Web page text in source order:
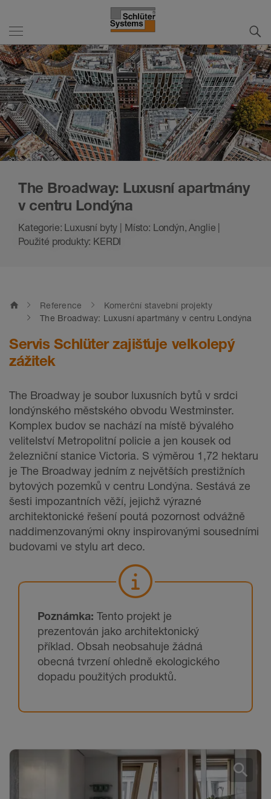
The Broadway: Luxusní apartmány
v centru Londýna
Kategorie: Luxusní byty | Místo: Londýn, Anglie |
Použité produkty: KERDI
home Reference
Komerční stavební projekty
The Broadway: Luxusní apartmány v centru Londýna
Servis Schlüter zajišťuje velkolepý
zážitek
The Broadway je soubor luxusních bytů v srdci
londýnského městského obvodu Westminster.
Komplex budov se nachází na místě bývalého
velitelství Metropolitní policie a jen kousek od
železniční stanice Victoria. S výměrou 1,72 hektaru
je The Broadway jedním z největších prestižních
bytových pozemků v centru Londýna. Sestává ze
šesti impozantních věží, jejichž výrazné
architektonické řešení poutá pozornost odvážně
naddimenzovanými okny inspirovanými sousedními
budovami ve stylu art deco.
Poznámka: Tento projekt je
prezentován jako architektonický
příklad. Obsah neobsahuje žádná
obecná tvrzení ohledně ekologického
dopadu použitých produktů.
search